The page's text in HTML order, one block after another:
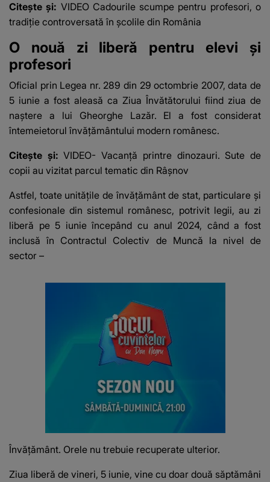
fanilor
Citește și: VIDEO Cadourile scumpe pentru profesori, o
tradiție controversată în școlile din România
O nouă zi liberă pentru elevi și
profesori
Oficial prin Legea nr. 289 din 29 octombrie 2007, data de
5 iunie a fost aleasă ca Ziua Învătătorului fiind ziua de
naștere a lui Gheorghe Lazăr. El a fost considerat
întemeietorul învățământului modern românesc.
Citește și:VIDEO- Vacanță printre dinozauri. Sute de
copii au vizitat parcul tematic din Râșnov
Astfel, toate unitățile de învățământ de stat, particulare și
confesionale din sistemul românesc, potrivit legii, au zi
liberă pe 5 iunie începând cu anul 2024, când a fost
inclusă în Contractul Colectiv de Muncă la nivel de
sector –
Învățământ. Orele nu trebuie recuperate ulterior.
Ziua liberă de vineri, 5 iunie, vine cu doar două săptămâni